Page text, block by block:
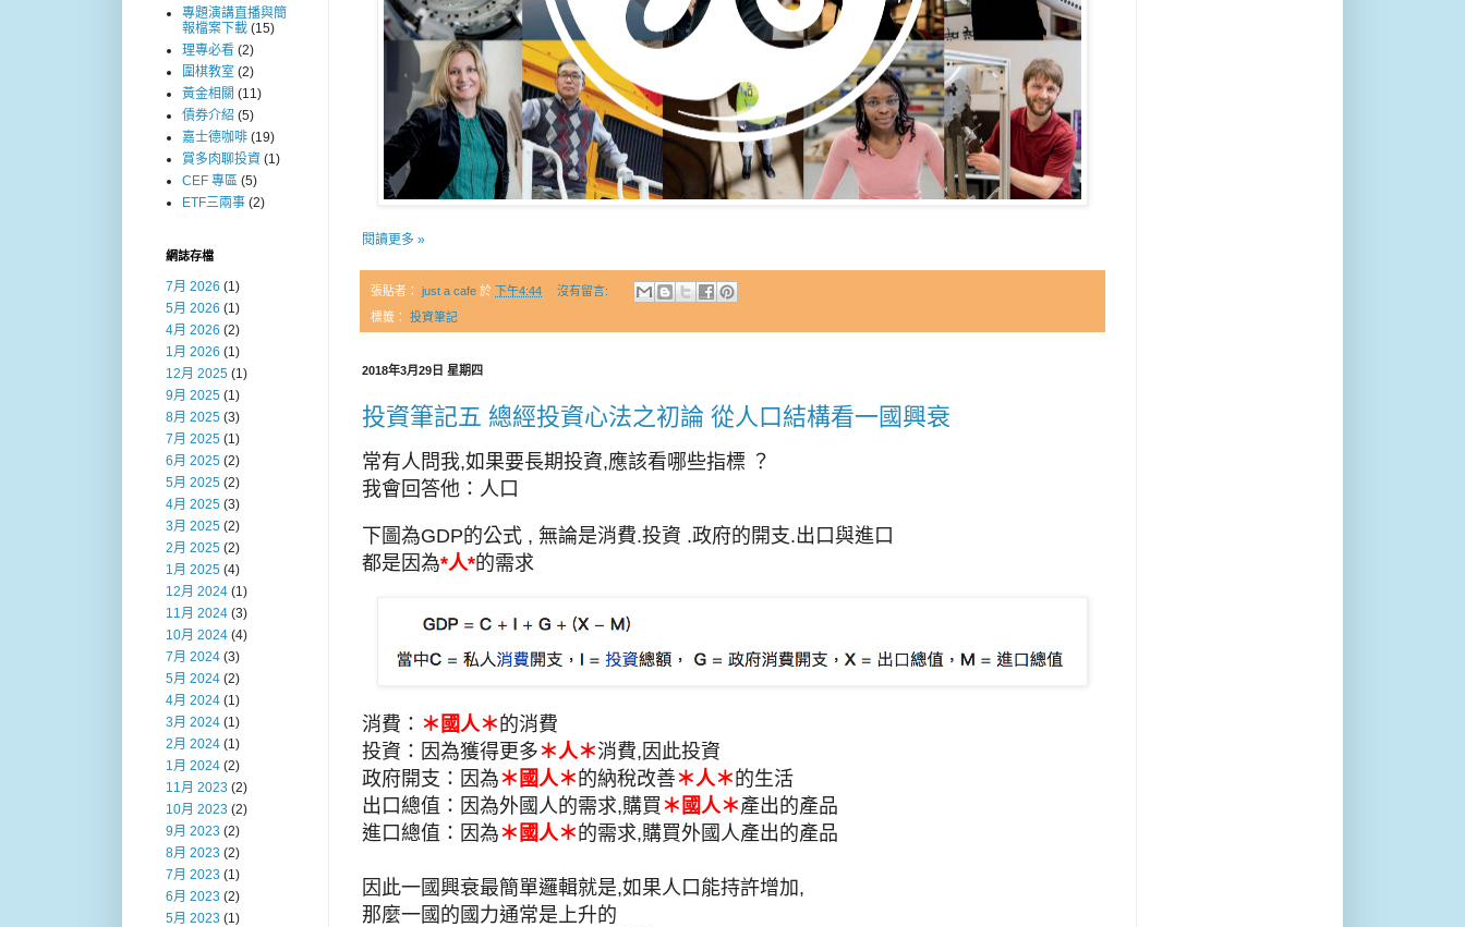
閱讀更多 »
張貼者： just a cafe 於 下午4:44 沒有留言:
標籤： 投資筆記
2018年3月29日 星期四
投資筆記五 總經投資心法之初論 從人口結構看一國興衰
常有人問我,如果要長期投資,應該看哪些指標 ？
我會回答他：人口
下圖為GDP的公式 , 無論是消費.投資 .政府的開支.出口與進口
都是因為*人*的需求
消費： ＊國人＊的消費
投資：因為獲得更多＊人＊消費,因此投資
政府開支：因為＊國人＊的納稅改善＊人＊的生活
出口總值：因為外國人的需求,購買 ＊國人＊產出的產品
進口總值：因為＊國人＊的需求,購買外國人產出的產品
因此一國興衰最簡單邏輯就是,如果人口能持許增加,
那麼一國的國力通常是上升的
專題演講直播與簡
報檔案下載 (15)
理專必看 (2)
圍棋教室 (2)
黃金相關 (11)
債券介紹 (5)
嘉士德咖啡 (19)
賞多肉聊投資 (1)
CEF 專區 (5)
ETF三兩事 (2)
網誌存檔
7月 2026 (1)
5月 2026 (1)
4月 2026 (2)
1月 2026 (1)
12月 2025 (1)
9月 2025 (1)
8月 2025 (3)
7月 2025 (1)
6月 2025 (2)
5月 2025 (2)
4月 2025 (3)
3月 2025 (2)
2月 2025 (2)
1月 2025 (4)
12月 2024 (1)
11月 2024 (3)
10月 2024 (4)
7月 2024 (3)
5月 2024 (2)
4月 2024 (1)
3月 2024 (1)
2月 2024 (1)
1月 2024 (2)
11月 2023 (2)
10月 2023 (2)
9月 2023 (2)
8月 2023 (2)
7月 2023 (1)
6月 2023 (2)
5月 2023 (1)